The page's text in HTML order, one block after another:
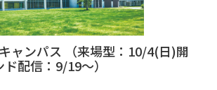
資格認定
ャンパス （来場型：10/4(日)開
配信：9/19～）